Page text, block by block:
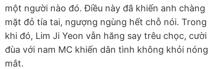
một người nào đó. Điều này đã khiến anh chàng
mặt đỏ tía tai, ngượng ngùng hết chỗ nói. Trong
khi đó, Lim Ji Yeon vẫn hăng say trêu chọc, cười
đùa với nam MC khiến dân tình không khỏi nóng
mắt.